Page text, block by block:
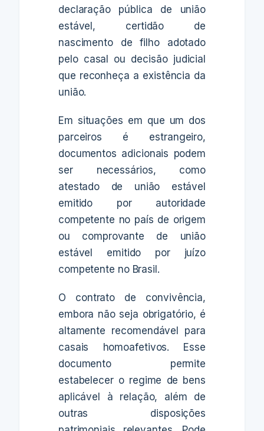
declaração pública de união
estável, certidão de
nascimento de filho adotado
pelo casal ou decisão judicial
que reconheça a existência da
união.
Em situações em que um dos
parceiros é estrangeiro,
documentos adicionais podem
ser necessários, como
atestado de união estável
emitido por autoridade
competente no país de origem
ou comprovante de união
estável emitido por juízo
competente no Brasil.
O contrato de convivência,
embora não seja obrigatório, é
altamente recomendável para
casais homoafetivos. Esse
documento permite
estabelecer o regime de bens
aplicável à relação, além de
outras disposições